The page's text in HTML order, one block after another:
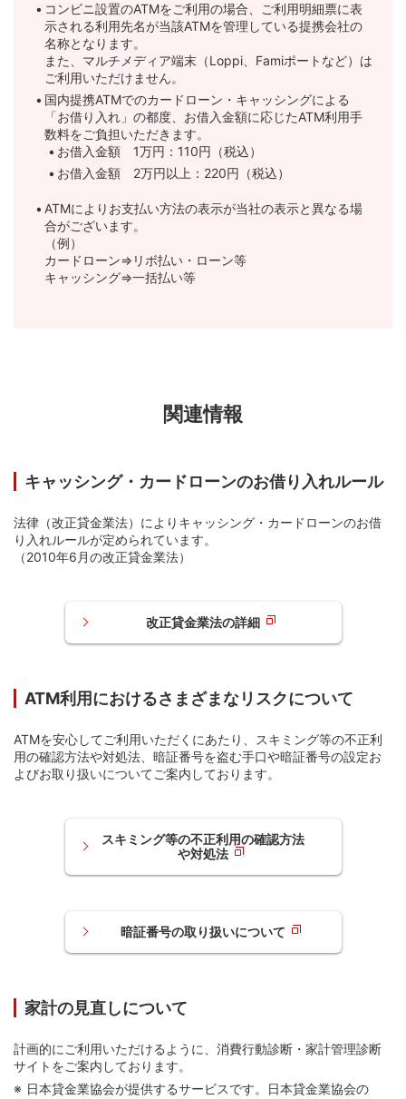
コンビニ設置のATMをご利用の場合、ご利用明細票に表
示される利用先名が当該ATMを管理している提携会社の
名称となります。
また、マルチメディア端末（Loppi、Famiポートなど）は
ご利用いただけません。
国内提携ATMでのカードローン・キャッシングによる
「お借り入れ」の都度、お借入金額に応じたATM利用手
数料をご負担いただきます。
お借入金額 1万円：110円（税込）
お借入金額 2万円以上：220円（税込）
ATMによりお支払い方法の表示が当社の表示と異なる場
合がございます。
（例）
カードローン⇒リボ払い・ローン等
キャッシング⇒一括払い等
関連情報
キャッシング・カードローンのお借り入れルール
法律（改正貸金業法）によりキャッシング・カードローンのお借
り入れルールが定められています。
（2010年6月の改正貸金業法）
改正貸金業法の詳細
ATM利用におけるさまざまなリスクについて
ATMを安心してご利用いただくにあたり、スキミング等の不正利
用の確認方法や対処法、暗証番号を盗む手口や暗証番号の設定お
よびお取り扱いについてご案内しております。
スキミング等の不正利用の確認方法
や対処法
暗証番号の取り扱いについて
家計の見直しについて
計画的にご利用いただけるように、消費行動診断・家計管理診断
サイトをご案内しております。
日本貸金業協会が提供するサービスです。日本貸金業協会の